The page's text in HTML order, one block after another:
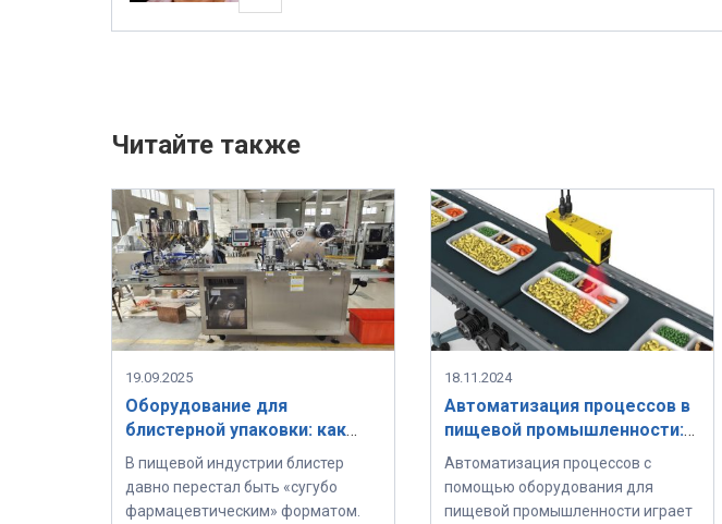
Читайте также
19.09.2025
Оборудование для
блистерной упаковки: как
работает блистеровочная
машина?
В пищевой индустрии блистер
давно перестал быть «сугубо
фармацевтическим» форматом.
18.11.2024
Автоматизация процессов в
пищевой промышленности:
ключевые решения и
оборудование
Автоматизация процессов с
помощью оборудования для
пищевой промышленности играет